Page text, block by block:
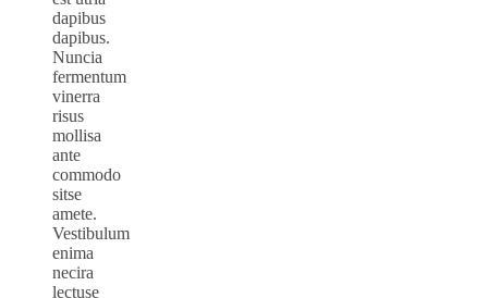
dapibus
dapibus.
Nuncia
fermentum
vinerra
risus
mollisa
ante
commodo
sitse
amete.
Vestibulum
enima
necira
lectuse